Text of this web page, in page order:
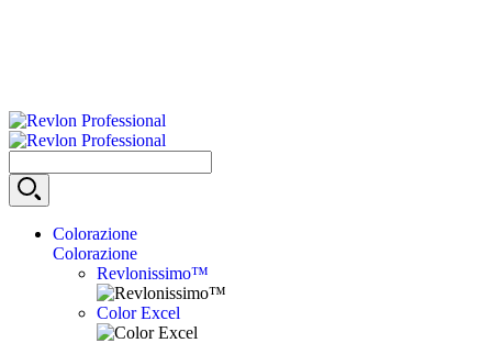
Colorazione
Colorazione
Revlonissimo™
Color Excel